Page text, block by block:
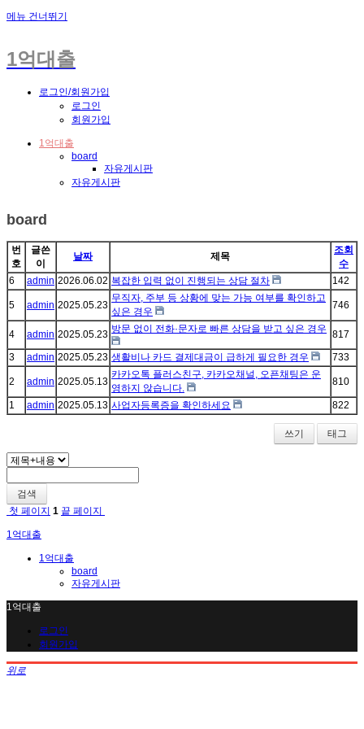
메뉴 건너뛰기
1억대출
로그인/회원가입
로그인
회원가입
1억대출
board
자유게시판
자유게시판
board
번
호
글쓴
이
날짜 제목
조회
수
6
admin 2026.06.02 복잡한 입력 없이 진행되는 상담 절차 142
5 admin 2025.05.23
무직자, 주부 등 상황에 맞는 가능 여부를 확인하고
싶은 경우
746
4 admin 2025.05.23 방문 없이 전화·문자로 빠른 상담을 받고 싶은 경우 817
3
admin 2025.05.23 생활비나 카드 결제대금이 급하게 필요한 경우 733
2 admin 2025.05.13
카카오톡 플러스친구, 카카오채널, 오픈채팅은 운
영하지 않습니다.
810
1 admin 2025.05.13 사업자등록증을 확인하세요 822
쓰기 태그
검색
첫 페이지 1 끝 페이지
1억대출
1억대출
board
자유게시판
1억대출
로그인
회원가입
위로